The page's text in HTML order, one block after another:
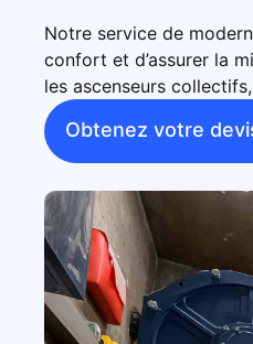
Notre service de
confort et d’assurer la
lesascenseurs
Obtenez votre